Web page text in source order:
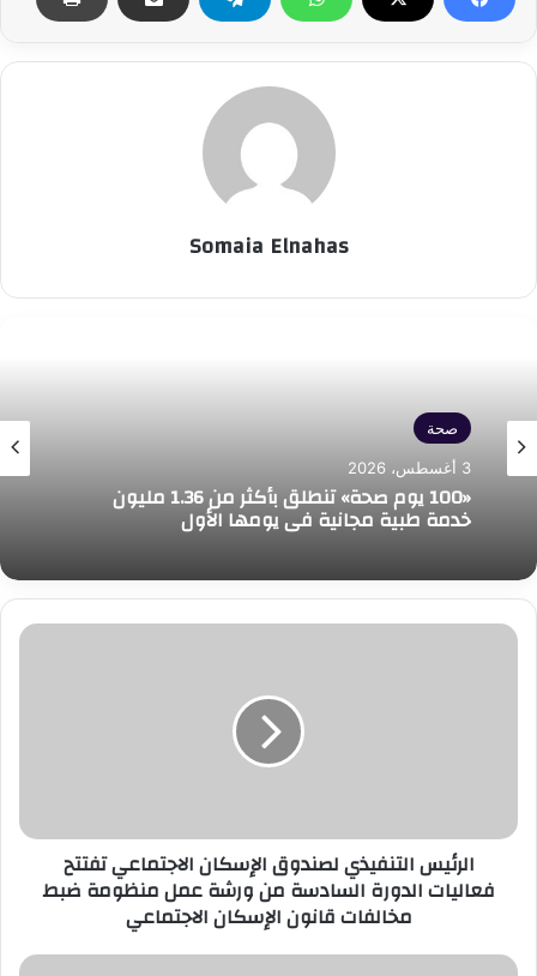
Somaia Elnahas
صحة
3 أغسطس، 2026
«100 يوم صحة» تنطلق بأكثر من 1.36 مليون
خدمة طبية مجانية في يومها الأول
صحة
3 أغسطس، 2026
الرئيس
السادسة
ورشة
ضبط
الرئيس التنفيذي لصندوق الإسكان الاجتماعي تفتتح
فعاليات الدورة السادسة من ورشة عمل منظومة ضبط
مخالفات قانون الإسكان الاجتماعي
نائب